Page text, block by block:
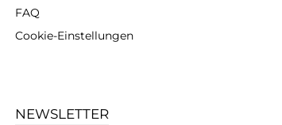
FAQ
Cookie-Einstellungen
NEWSLETTER